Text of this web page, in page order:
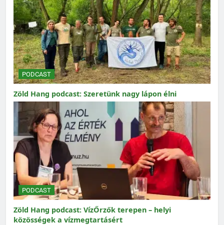
PODCAST
Zöld Hang podcast: Szeretünk nagy lápon élni
PODCAST
Zöld Hang podcast: VízŐrzők terepen – helyi
közösségek a vízmegtartásért